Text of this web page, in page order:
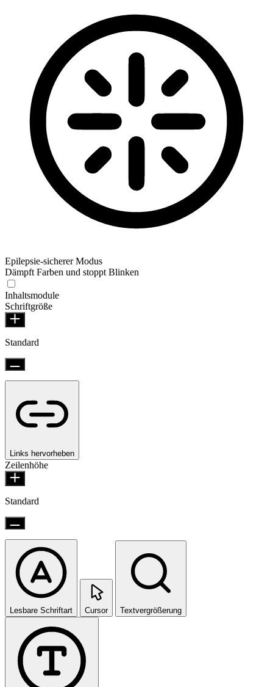
Epilepsie-sicherer Modus
Dämpft Farben und stoppt Blinken
Inhaltsmodule
Schriftgröße
Standard
Links hervorheben
Zeilenhöhe
Standard
Lesbare Schriftart Cursor Textvergrößerung